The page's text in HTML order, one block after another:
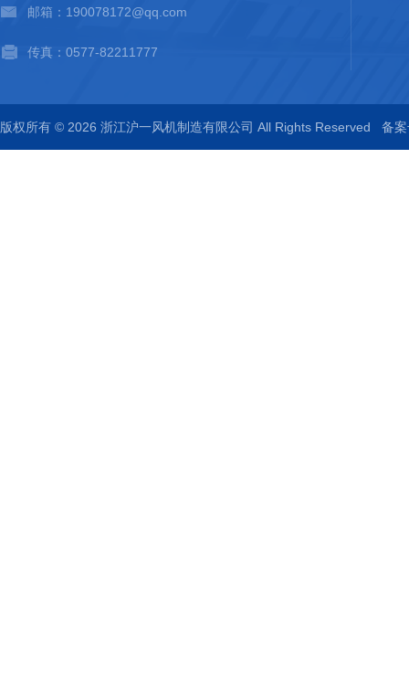
邮箱：190078172@qq.com
传真：0577-82211777
版权所有 © 2026 浙江沪一风机制造有限公司 All Rights Reserved 备